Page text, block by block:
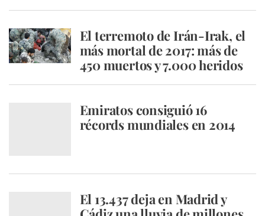
El terremoto de Irán-Irak, el
más mortal de 2017: más de
450 muertos y 7.000 heridos
Emiratos consiguió 16
récords mundiales en 2014
El 13.437 deja en Madrid y